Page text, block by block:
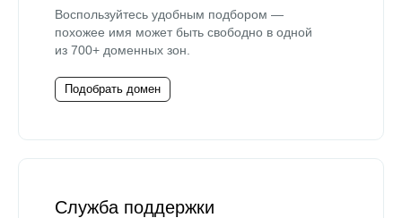
Воспользуйтесь удобным подбором —
похожее имя может быть свободно в одной
из 700+ доменных зон.
Подобрать домен
Служба поддержки